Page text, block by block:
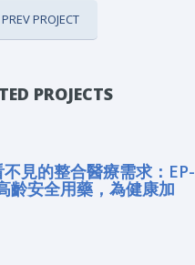
PREV PROJECT
PROJECTS
不見的整合醫療需求：EP-
齡安全用藥，為健康加